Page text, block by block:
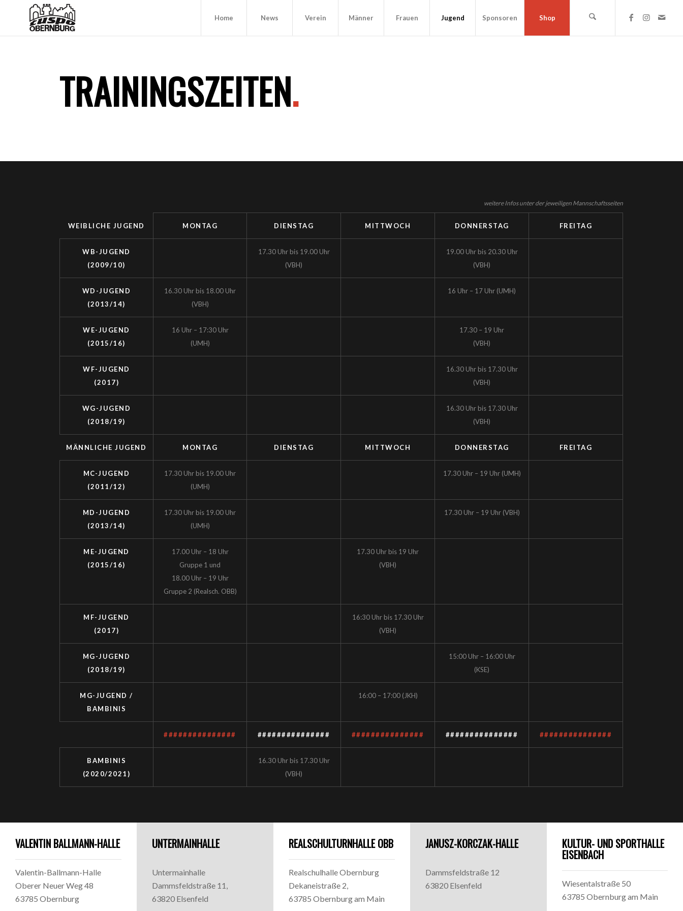
Home News Verein Männer Frauen Jugend Sponsoren Shop
TRAININGSZEITEN.
weitere Infos unter der jeweiligen Mannschaftsseiten
WEIBLICHE JUGEND MONTAG DIENSTAG MITTWOCH DONNERSTAG FREITAG
WB-JUGEND
(2009/10)
17.30 Uhr bis 19.00 Uhr
(VBH)
19.00 Uhr bis 20.30 Uhr
(VBH)
WD-JUGEND
(2013/14)
16.30 Uhr bis 18.00 Uhr
(VBH)
16 Uhr – 17 Uhr (UMH)
WE-JUGEND
(2015/16)
16 Uhr – 17:30 Uhr
(UMH)
17.30 – 19 Uhr
(VBH)
WF-JUGEND
(2017)
16.30 Uhr bis 17.30 Uhr
(VBH)
WG-JUGEND
(2018/19)
16.30 Uhr bis 17.30 Uhr
(VBH)
MÄNNLICHE JUGEND MONTAG DIENSTAG MITTWOCH DONNERSTAG FREITAG
MC-JUGEND
(2011/12)
17.30 Uhr bis 19.00 Uhr
(UMH)
17.30 Uhr – 19 Uhr (UMH)
MD-JUGEND
(2013/14)
17.30 Uhr bis 19.00 Uhr
(UMH)
17.30 Uhr – 19 Uhr (VBH)
ME-JUGEND
(2015/16)
17.00 Uhr – 18 Uhr
Gruppe 1 und
18.00 Uhr – 19 Uhr
Gruppe 2 (Realsch. OBB)
17.30 Uhr bis 19 Uhr
(VBH)
MF-JUGEND
(2017)
16:30 Uhr bis 17.30 Uhr
(VBH)
MG-JUGEND
(2018/19)
15:00 Uhr – 16:00 Uhr
(KSE)
MG-JUGEND /
BAMBINIS
16:00 – 17:00 (JKH)
############### ############### ############### ############### ###############
BAMBINIS
(2020/2021)
16.30 Uhr bis 17.30 Uhr
(VBH)
VALENTIN BALLMANN-HALLE
Valentin-Ballmann-Halle
Oberer Neuer Weg 48
63785 Obernburg
UNTERMAINHALLE
Untermainhalle
Dammsfeldstraße 11,
63820 Elsenfeld
REALSCHULTURNHALLE OBB
Realschulhalle Obernburg
Dekaneistraße 2,
63785 Obernburg am Main
JANUSZ-KORCZAK-HALLE
Dammsfeldstraße 12
63820 Elsenfeld
KULTUR- UND SPORTHALLE
EISENBACH
Wiesentalstraße 50
63785 Obernburg am Main